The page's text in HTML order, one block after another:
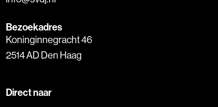
Bezoekadres
Koninginnegracht 46
2514 AD Den Haag
Direct naar